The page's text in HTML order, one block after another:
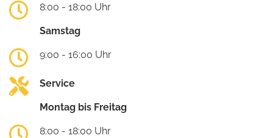
8:00 - 18:00 Uhr
Samstag
9:00 - 16:00 Uhr
Service
Montag bis Freitag
8:00 - 18:00 Uhr